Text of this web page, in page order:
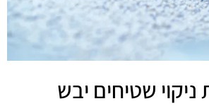
שטיחים יבש